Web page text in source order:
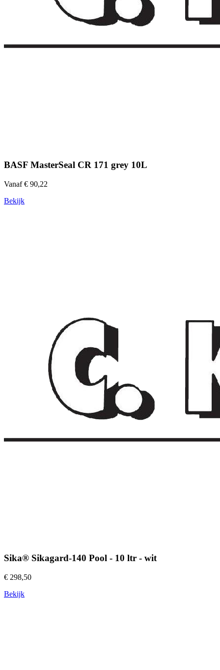
BASF MasterSeal CR 171 grey 10L
Vanaf € 90,22
Bekijk
Sika® Sikagard-140 Pool - 10 ltr - wit
€ 298,50
Bekijk